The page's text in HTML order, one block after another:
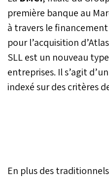
première banque au
à travers le financement
pour l’acquisition
SLL est un nouveau
entreprises. Il s’agit
indexé sur des critères
En plus des